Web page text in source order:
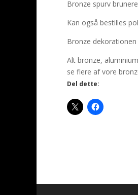
Bronze spurv
Kan også bestilles
Bronze
Alt bronze,
se flere af vore
Del dette: